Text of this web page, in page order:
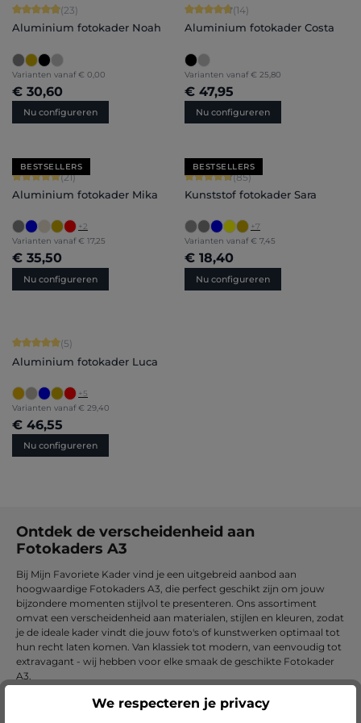
Gemiddelde score van 4.91 op 5 sterren
(23)
Aluminium fotokader Noah
Varianten vanaf € 0,00
€ 30,60
Nu configureren
Gemiddelde score van 4.86 op 5
(14)
Aluminium fotokader Costa
Varianten vanaf € 25,80
€ 47,95
Nu configureren
BESTSELLERS
Gemiddelde score van 5 op 5 sterren
(21)
Aluminium fotokader Mika
+2
Varianten vanaf € 17,25
€ 35,50
Nu configureren
BESTSELLERS
Gemiddelde score van 4.71 op 5
(85)
Kunststof fotokader Sara
+7
Varianten vanaf € 7,45
€ 18,40
Nu configureren
Gemiddelde score van 5 op 5 sterren
(5)
Aluminium fotokader Luca
+5
Varianten vanaf € 29,40
€ 46,55
Nu configureren
Ontdek de verscheidenheid aan
Fotokaders A3
Bij Mijn Favoriete Kader vind je een uitgebreid aanbod aan
hoogwaardige Fotokaders A3, die perfect geschikt zijn om jouw
bijzondere momenten stijlvol te presenteren. Ons assortiment
omvat een verscheidenheid aan materialen, stijlen en kleuren, zodat
je de ideale kader vindt die jouw foto's of kunstwerken optimaal tot
hun recht laten komen. Van klassiek tot modern, van eenvoudig tot
extravagant - wij hebben voor elke smaak de geschikte Fotokader
A3.
Fotokaders A3We respecteren je privacy